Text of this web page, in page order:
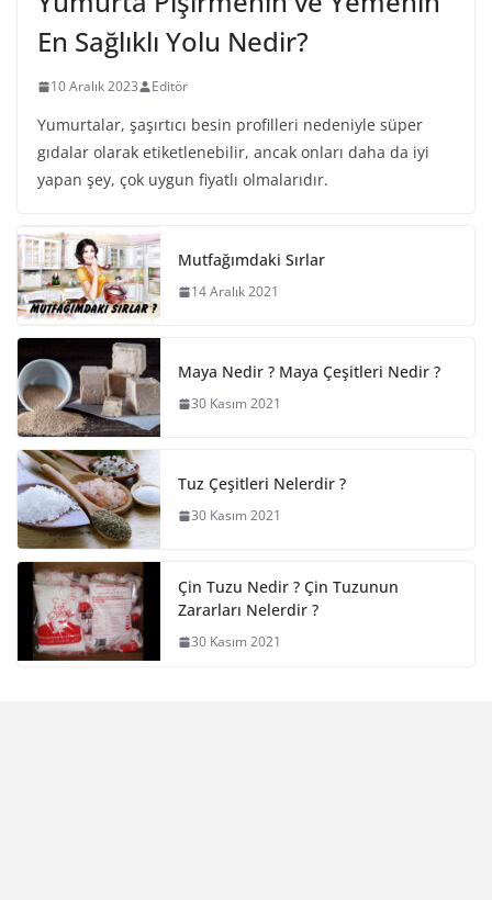
En Sağlıklı Yolu Nedir?
10 Aralık 2023 Editör
Yumurtalar, şaşırtıcı besin profilleri nedeniyle süper
gıdalar olarak etiketlenebilir, ancak onları daha da iyi
yapan şey, çok uygun fiyatlı olmalarıdır.
Mutfağımdaki Sırlar
14 Aralık 2021
Maya Nedir ? Maya Çeşitleri Nedir ?
30 Kasım 2021
Tuz Çeşitleri Nelerdir ?
30 Kasım 2021
Çin Tuzu Nedir ? Çin Tuzunun
Zararları Nelerdir ?
30 Kasım 2021